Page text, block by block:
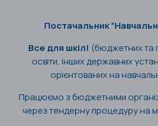
Постачальник
Все для шкіл! (бюджетних та
освіти, інших державних
орієнтованих на
Працюємо з бюджетними
через тендерну процедуру на